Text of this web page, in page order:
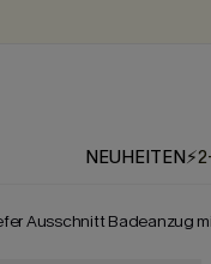
NEUHEITEN
Ausschnitt Badeanzug